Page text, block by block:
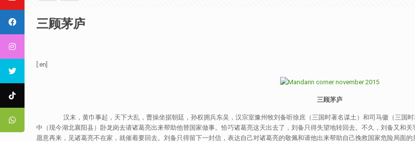
三顾茅庐
[:en]
三顾茅庐
汉末，黄巾事起，天下大乱，曹操坐据朝廷，孙权拥兵东吴，汉宗室豫州牧刘备听徐庶（三国时著名谋土）和司马徽（三国时
中（现今湖北襄阳县）卧龙岗去请诸葛亮出来帮助他替国家做事。恰巧诸葛亮这天出去了，刘备只得失望地转回去。不久，刘备又和
愿意再来，见诸葛亮不在家，就催着要回去。刘备只得留下一封信，表达自己对诸葛亮的敬佩和请他出来帮助自己挽救国家危险局面的